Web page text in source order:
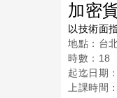
加密
以技術面
地點：台
時數：18
起迄日期
上課時間